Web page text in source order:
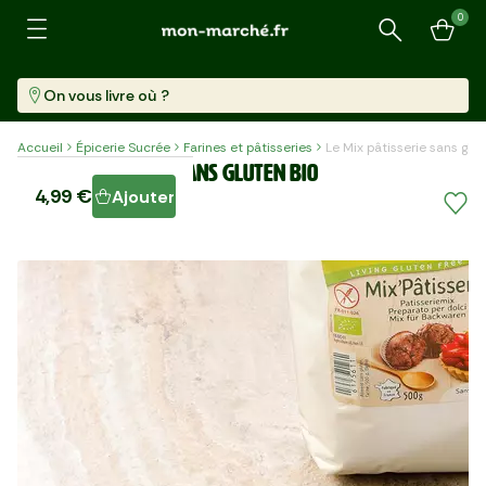
Recherche
0
On vous livre où ?
Accueil Épicerie Sucrée Farines et pâtisseries Le Mix pâtisserie sans
Le Mix pâtisserie sans gluten BIO
4,99 € Ajouter